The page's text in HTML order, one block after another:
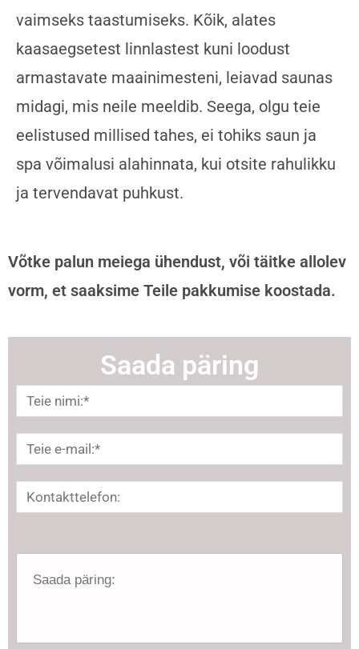
vaimseks taastumiseks. Kõik, alates
kaasaegsetest linnlastest kuni loodust
armastavate maainimesteni, leiavad saunas
midagi, mis neile meeldib. Seega, olgu teie
eelistused millised tahes, ei tohiks saun ja
spa võimalusi alahinnata, kui otsite rahulikku
ja tervendavat puhkust.
Võtke palun meiega ühendust, või täitke allolev
vorm, et saaksime Teile pakkumise koostada.
Saada päring